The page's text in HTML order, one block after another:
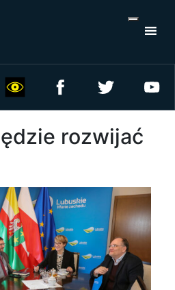
rozwijać